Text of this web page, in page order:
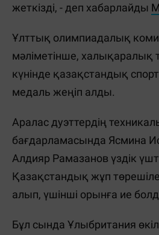
жеткізді, - деп хабарлайды
Ұлттық олимпиадалық
мәліметінше, халықаралық
күнінде қазақстандық
медаль жеңіп алды.
Аралас дуэттердің
бағдарламасында Ясмина
Алдияр Рамазанов үздік
Қазақстандық жұп
алып, үшінші орынға ие
Бұл сында Ұлыбритания